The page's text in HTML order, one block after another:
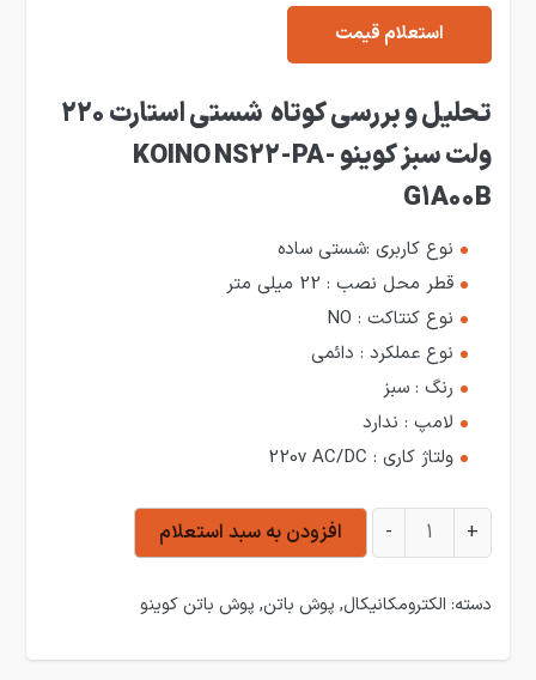
استعلام قیمت
تحلیل و بررسی کوتاه شستی استارت 220
ولت سبز کوینو KOINO NS22-PA-
G1A00B
نوع کاربری :شستی ساده
قطر محل نصب : 22 میلی متر
نوع کنتاکت : NO
نوع عملکرد : دائمی
رنگ : سبز
لامپ : ندارد
ولتاژ کاری : 220v AC/DC
شستی استارت 220 ولت سبز کوینو KOINO NS22-PA-G1A00B عدد
+
- افزودن به سبد استعلام
دسته: الکترومکانیکال, پوش باتن, پوش باتن کوینو